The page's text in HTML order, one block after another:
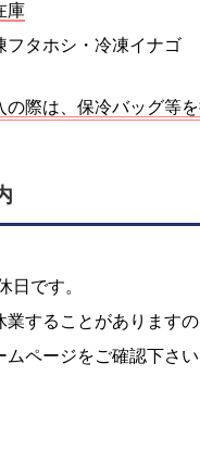
庫
フタホシ・冷凍イナゴ
際は、保冷バッグ等を
日です。
業することがあります
ページをご確認下さい